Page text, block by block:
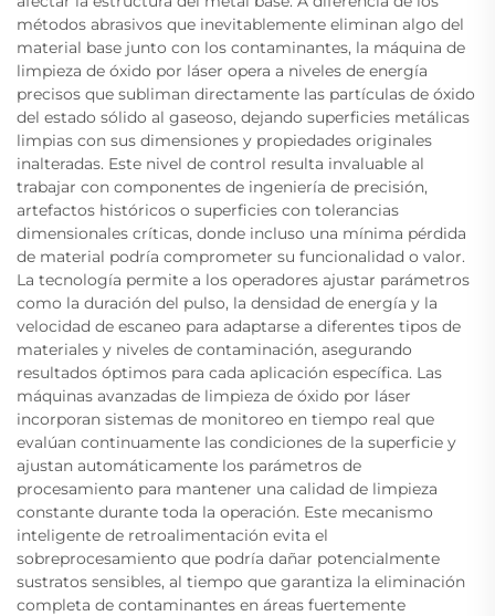
métodos abrasivos que inevitablemente eliminan algo del
material base junto con los contaminantes, la máquina de
limpieza de óxido por láser opera a niveles de energía
precisos que subliman directamente las partículas de óxido
del estado sólido al gaseoso, dejando superficies metálicas
limpias con sus dimensiones y propiedades originales
inalteradas. Este nivel de control resulta invaluable al
trabajar con componentes de ingeniería de precisión,
artefactos históricos o superficies con tolerancias
dimensionales críticas, donde incluso una mínima pérdida
de material podría comprometer su funcionalidad o valor.
La tecnología permite a los operadores ajustar parámetros
como la duración del pulso, la densidad de energía y la
velocidad de escaneo para adaptarse a diferentes tipos de
materiales y niveles de contaminación, asegurando
resultados óptimos para cada aplicación específica. Las
máquinas avanzadas de limpieza de óxido por láser
incorporan sistemas de monitoreo en tiempo real que
evalúan continuamente las condiciones de la superficie y
ajustan automáticamente los parámetros de
procesamiento para mantener una calidad de limpieza
constante durante toda la operación. Este mecanismo
inteligente de retroalimentación evita el
sobreprocesamiento que podría dañar potencialmente
sustratos sensibles, al tiempo que garantiza la eliminación
completa de contaminantes en áreas fuertemente